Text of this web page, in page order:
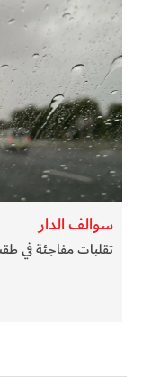
سوالف الدار
تقلبات مفاجئة في طقس